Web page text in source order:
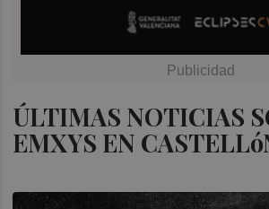
ÚLTIMAS NOTICIAS
EMXYS EN